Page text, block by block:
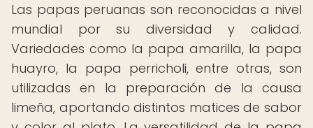
Las papas peruanas son reconocidas a nivel
mundial por su diversidad y calidad.
Variedades como la papa amarilla, la papa
huayro, la papa perricholi, entre otras, son
utilizadas en la preparación de la causa
limeña, aportando distintos matices de sabor